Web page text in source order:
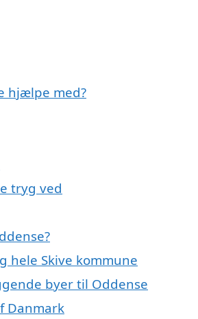
hjælpe med?
tryg ved
hele Skive kommune
byer til Oddense
Danmark